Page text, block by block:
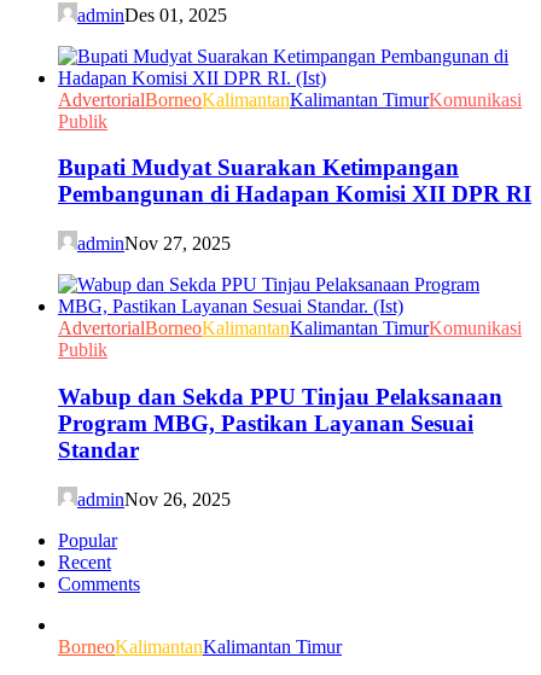
adminDes 01, 2025
AdvertorialBorneoKalimantanKalimantan TimurKomunikasi
Publik
Bupati Mudyat Suarakan Ketimpangan
Pembangunan di Hadapan Komisi XII DPR RI
adminNov 27, 2025
AdvertorialBorneoKalimantanKalimantan TimurKomunikasi
Publik
Wabup dan Sekda PPU Tinjau Pelaksanaan
Program MBG, Pastikan Layanan Sesuai
Standar
adminNov 26, 2025
Popular
Recent
Comments
BorneoKalimantanKalimantan Timur